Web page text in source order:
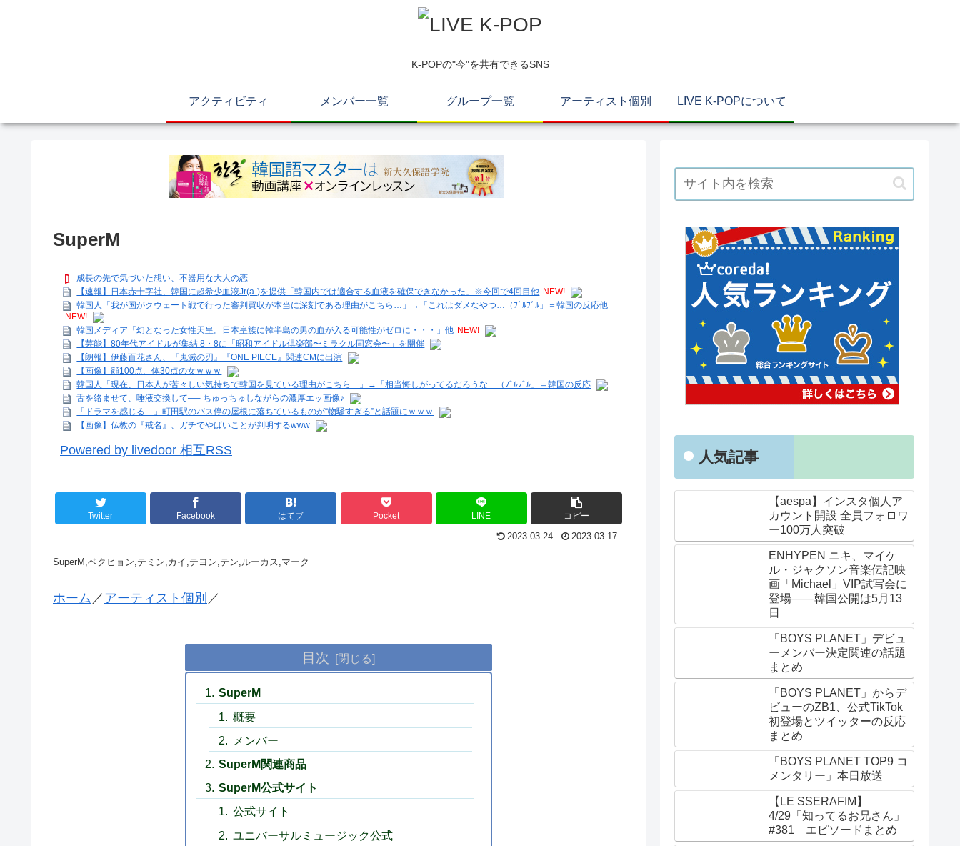
K-POPの"今"を共有できるSNS
アクティビティ メンバー一覧 グループ一覧 アーティスト個別 LIVE K-POPについて
SuperM
成長の先で気づいた想い、不器用な大人の恋
【速報】日本赤十字社、韓国に超希少血液Jr(a-)を提供「韓国内では適合する血液を確保できなかった」※今回で4回目他 NEW!
韓国人「我が国がクウェート戦で行った審判買収が本当に深刻である理由がこちら…」→「これはダメなやつ…（ﾌﾞﾙﾌﾞﾙ」＝韓国の反応他
NEW!
韓国メディア「幻となった女性天皇。日本皇族に韓半島の男の血が入る可能性がゼロに・・・」他 NEW!
【芸能】80年代アイドルが集結 8・8に「昭和アイドル倶楽部〜ミラクル同窓会〜」を開催
【朗報】伊藤百花さん、『鬼滅の刃』『ONE PIECE』関連CMに出演
【画像】顔100点、体30点の女ｗｗｗ
韓国人「現在、日本人が苦々しい気持ちで韓国を見ている理由がこちら…」→「相当悔しがってるだろうな…（ﾌﾞﾙﾌﾞﾙ」＝韓国の反応
舌を絡ませて、唾液交換して── ちゅっちゅしながらの濃厚エッ画像♪
「ドラマを感じる…」町田駅のバス停の屋根に落ちているものが“物騒すぎる”と話題にｗｗｗ
【画像】仏教の『戒名』、ガチでやばいことが判明するwww
Powered by livedoor 相互RSS
Twitter Facebook はてブ Pocket LINE コピー
2023.03.24 2023.03.17
SuperM,ベクヒョン,テミン,カイ,テヨン,テン,ルーカス,マーク
ホーム ／ アーティスト個別 ／
目次
SuperM
概要
メンバー
SuperM関連商品
SuperM公式サイト
公式サイト
ユニバーサルミュージック公式
人気記事
【aespa】インスタ個人ア
カウント開設 全員フォロワ
ー100万人突破
ENHYPEN ニキ、マイケ
ル・ジャクソン音楽伝記映
画「Michael」VIP試写会に
登場——韓国公開は5月13
日
「BOYS PLANET」デビュ
ーメンバー決定関連の話題
まとめ
「BOYS PLANET」からデ
ビューのZB1、公式TikTok
初登場とツイッターの反応
まとめ
「BOYS PLANET TOP9 コ
メンタリー」本日放送
【LE SSERAFIM】
4/29「知ってるお兄さん」
#381 エピソードまとめ